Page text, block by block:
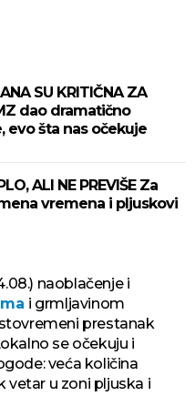
SU KRITIČNA ZA
dao dramatično
evo šta nas očekuje
ALI NE PREVIŠE Za
vremena i pljuskovi
naoblačenje i
i grmljavinom
prestanak
se očekuju i
veća količina
vetar u zoni pljuska i